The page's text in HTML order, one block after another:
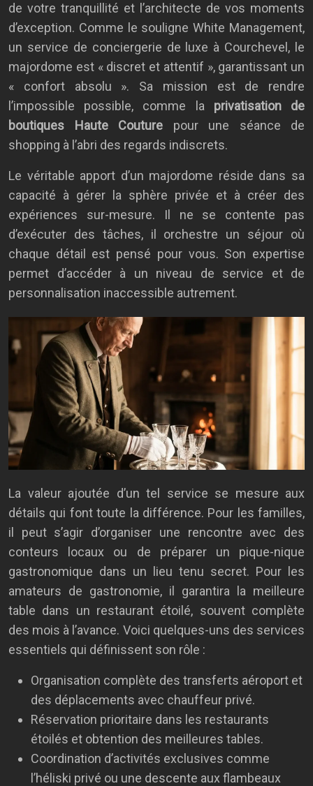
de votre tranquillité et l’architecte de vos moments
d’exception. Comme le souligne White Management,
un service de conciergerie de luxe à Courchevel, le
majordome est « discret et attentif », garantissant un
« confort absolu ». Sa mission est de rendre
l’impossible possible, comme la privatisation de
boutiques Haute Couture pour une séance de
shopping à l’abri des regards indiscrets.
Le véritable apport d’un majordome réside dans sa
capacité à gérer la sphère privée et à créer des
expériences sur-mesure. Il ne se contente pas
d’exécuter des tâches, il orchestre un séjour où
chaque détail est pensé pour vous. Son expertise
permet d’accéder à un niveau de service et de
personnalisation inaccessible autrement.
La valeur ajoutée d’un tel service se mesure aux
détails qui font toute la différence. Pour les familles,
il peut s’agir d’organiser une rencontre avec des
conteurs locaux ou de préparer un pique-nique
gastronomique dans un lieu tenu secret. Pour les
amateurs de gastronomie, il garantira la meilleure
table dans un restaurant étoilé, souvent complète
des mois à l’avance. Voici quelques-uns des services
essentiels qui définissent son rôle :
Organisation complète des transferts aéroport et
des déplacements avec chauffeur privé.
Réservation prioritaire dans les restaurants
étoilés et obtention des meilleures tables.
Coordination d’activités exclusives comme
l’héliski privé ou une descente aux flambeaux